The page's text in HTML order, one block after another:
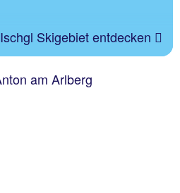
Ischgl Skigebiet entdecken